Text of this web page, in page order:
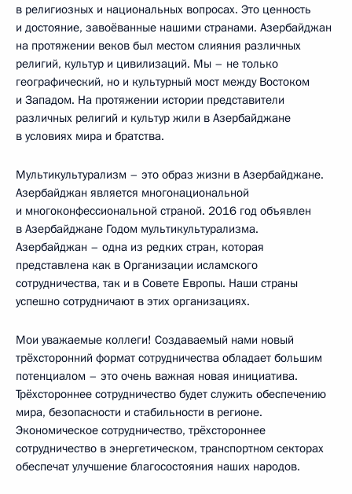
в религиозных и национальных вопросах. Это ценность
и достояние, завоёванные нашими странами. Азербайджан
на протяжении веков был местом слияния различных
религий, культур и цивилизаций. Мы – не только
географический, но и культурный мост между Востоком
и Западом. На протяжении истории представители
различных религий и культур жили в Азербайджане
в условиях мира и братства.
Мультикультурализм – это образ жизни в Азербайджане.
Азербайджан является многонациональной
и многоконфессиональной страной. 2016 год объявлен
в Азербайджане Годом мультикультурализма.
Азербайджан – одна из редких стран, которая
представлена как в Организации исламского
сотрудничества, так и в Совете Европы. Наши страны
успешно сотрудничают в этих организациях.
Мои уважаемые коллеги! Создаваемый нами новый
трёхсторонний формат сотрудничества обладает большим
потенциалом – это очень важная новая инициатива.
Трёхстороннее сотрудничество будет служить обеспечению
мира, безопасности и стабильности в регионе.
Экономическое сотрудничество, трёхстороннее
сотрудничество в энергетическом, транспортном секторах
обеспечат улучшение благосостояния наших народов.